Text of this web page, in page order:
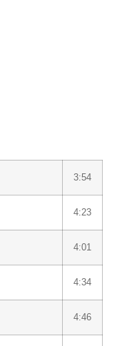
3:54
4:23
4:01
4:34
4:46